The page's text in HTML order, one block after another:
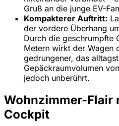
Gruß an die junge EV-
Kompakterer Auftritt:
der vordere Überhang
Durch die geschrumpfte
Metern wirkt der Wagen
gedrungener, das
Gepäckraumvolumen
jedoch unberührt.
Wohnzimmer-Flair
Cockpit